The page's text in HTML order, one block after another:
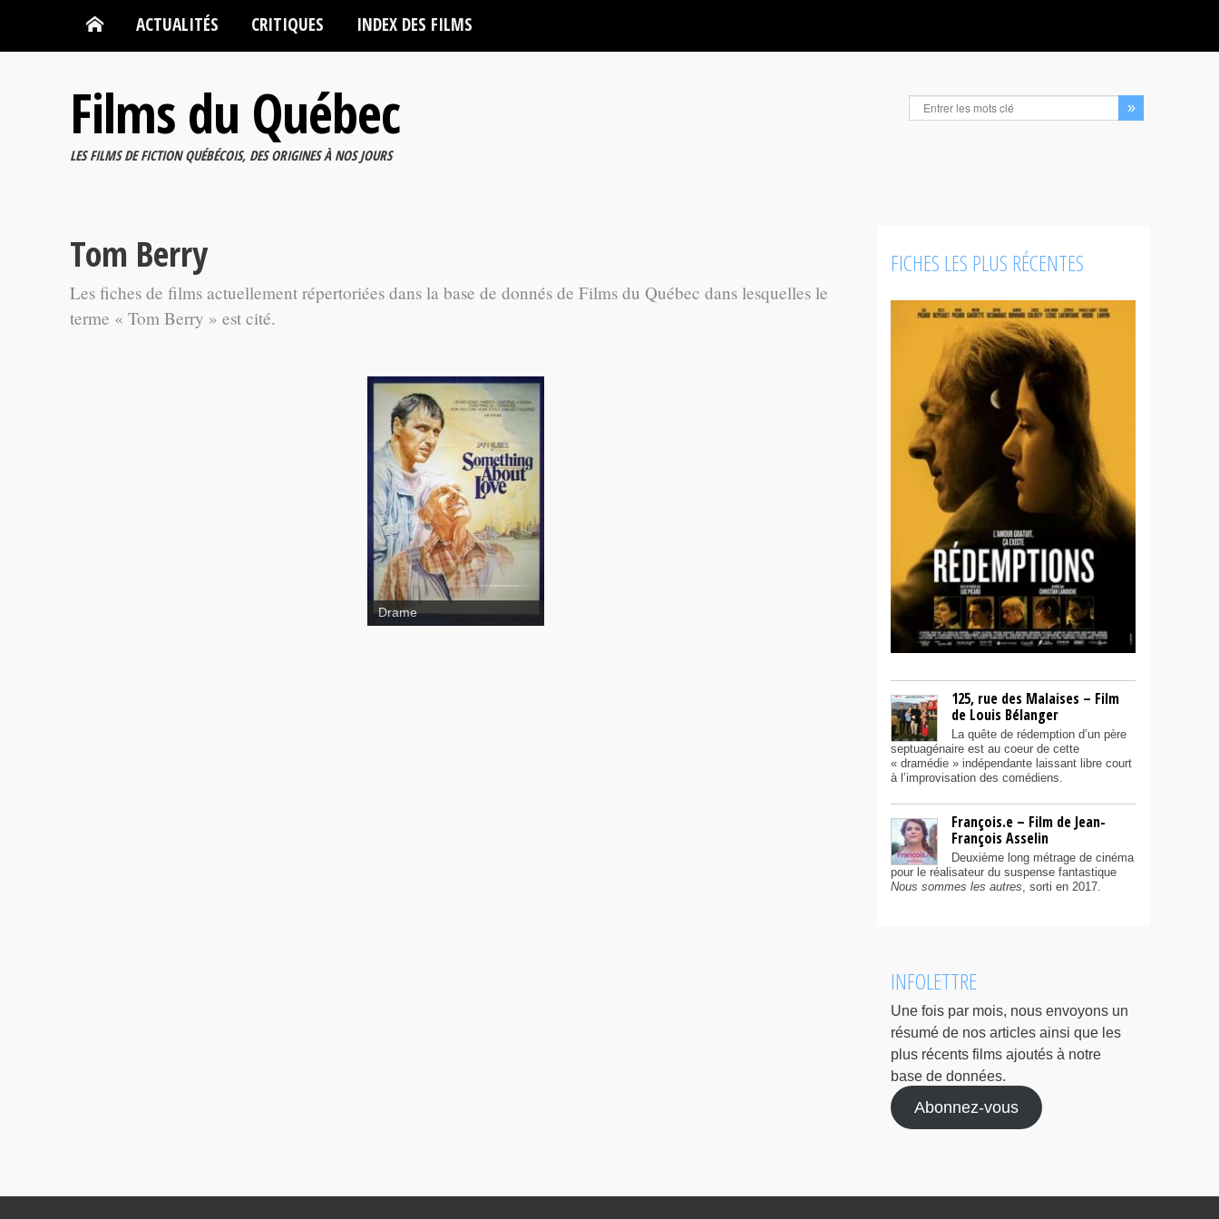
ACTUALITÉS CRITIQUES INDEX DES FILMS
Films du Québec
LES FILMS DE FICTION QUÉBÉCOIS, DES ORIGINES À NOS JOURS
Tom Berry
Les fiches de films actuellement répertoriées dans la base de donnés de Films du Québec dans lesquelles le
terme « Tom Berry » est cité.
Something about love
Drame
FICHES LES PLUS RÉCENTES
125, rue des Malaises – Film
de Louis Bélanger
La quête de rédemption d’un père
septuagénaire est au coeur de cette
« dramédie » indépendante laissant libre court
à l’improvisation des comédiens.
François.e – Film de Jean-
François Asselin
Deuxième long métrage de cinéma
pour le réalisateur du suspense fantastique
Nous sommes les autres, sorti en 2017.
INFOLETTRE
Une fois par mois, nous envoyons un
résumé de nos articles ainsi que les
plus récents films ajoutés à notre
base de données.
Abonnez-vous